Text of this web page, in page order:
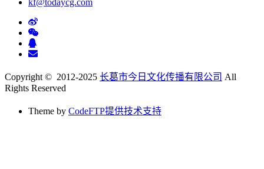
kf@todaycg.com
Copyright © 2012-2025 长葛市今日文化传播有限公司 All
Rights Reserved
Theme by CodeFTP提供技术支持